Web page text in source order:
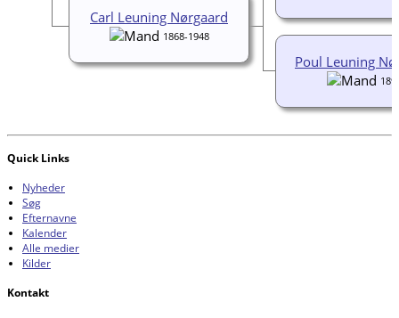
Poul Leuning
Carl Leuning Nørgaard
1868-1948
Quick Links
Nyheder
Søg
Efternavne
Kalender
Alle medier
Kilder
Kontakt